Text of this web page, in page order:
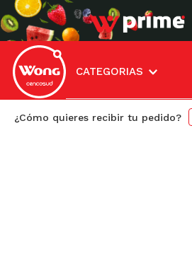
CATEGORIAS
¿Cómo quieres recibir tu pedido?